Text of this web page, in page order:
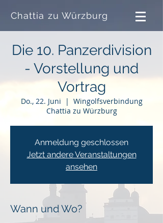
Chattia zu Würzburg
Die 10. Panzerdivision
- Vorstellung und
Vortrag
Do., 22. Juni
  |
Wingolfsverbindung
Chattia zu Würzburg
Anmeldung geschlossen
Jetzt andere Veranstaltungen
ansehen
Wann und Wo?